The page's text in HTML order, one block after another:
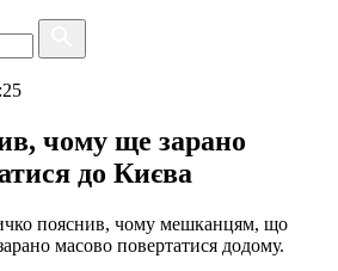
чому ще зарано
до Києва
пояснив, чому мешканцям, що
масово повертатися додому.